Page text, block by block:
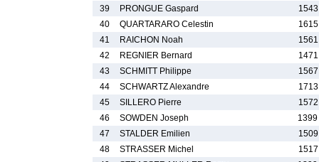
39
PRONGUE Gaspard
40
QUARTARARO Celestin
41
RAICHON Noah
42
REGNIER Bernard
43
SCHMITT Philippe
44
SCHWARTZ Alexandre
45
SILLERO Pierre
46
SOWDEN Joseph
1399
47
STALDER Emilien
48
STRASSER Michel